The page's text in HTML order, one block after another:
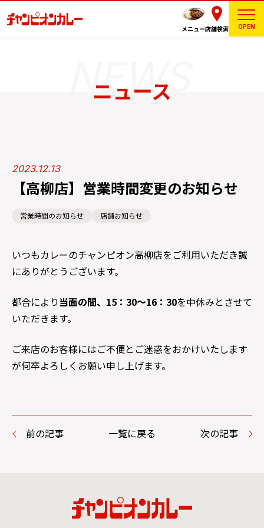
メニュー店舗検索 OPEN
ニュース
2023.12.13
【高柳店】営業時間変更のお知らせ
営業時間のお知らせ 店舗お知らせ
いつもカレーのチャンピオン高柳店をご利用いただき誠
にありがとうございます。
都合により当面の間、15：30～16：30を中休みとさせて
いただきます。
ご来店のお客様にはご不便とご迷惑をおかけいたします
が何卒よろしくお願い申し上げます。
前の記事 一覧に戻る 次の記事